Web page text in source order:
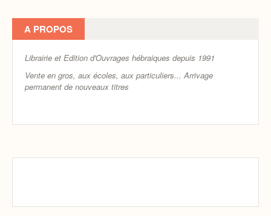
A PROPOS
Librairie et Edition d'Ouvrages hébraiques depuis 1991
Vente en gros, aux écoles, aux particuliers...Arrivage
permanent de nouveaux titres